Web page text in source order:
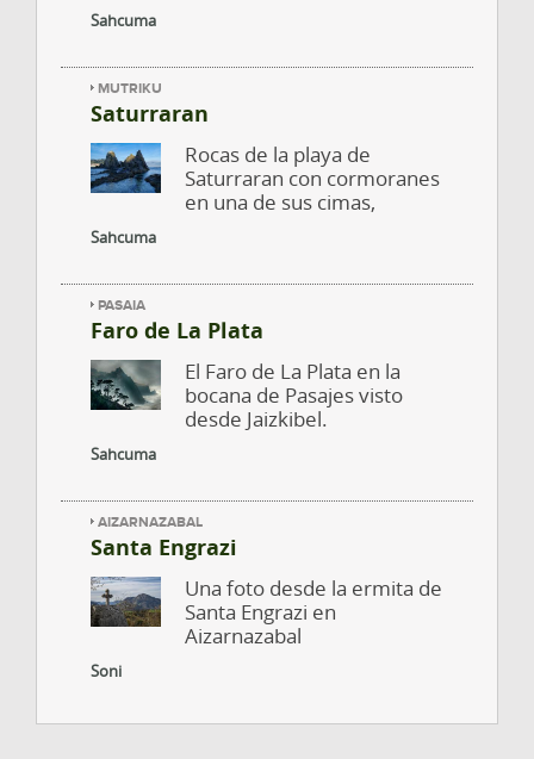
Sahcuma
MUTRIKU
Saturraran
Rocas de la playa de
Saturraran con cormoranes
en una de sus cimas,
Sahcuma
PASAIA
Faro de La Plata
El Faro de La Plata en la
bocana de Pasajes visto
desde Jaizkibel.
Sahcuma
AIZARNAZABAL
Santa Engrazi
Una foto desde la ermita de
Santa Engrazi en
Aizarnazabal
Soni